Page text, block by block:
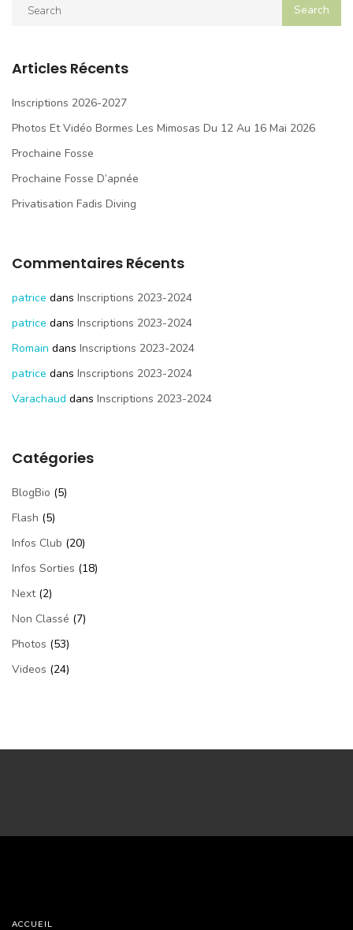
Articles Récents
Inscriptions 2026-2027
Photos Et Vidéo Bormes Les Mimosas Du 12 Au 16 Mai 2026
Prochaine Fosse
Prochaine Fosse D’apnée
Privatisation Fadis Diving
Commentaires Récents
patrice dans Inscriptions 2023-2024
patrice dans Inscriptions 2023-2024
Romain dans Inscriptions 2023-2024
patrice dans Inscriptions 2023-2024
Varachaud dans Inscriptions 2023-2024
Catégories
BlogBio (5)
Flash (5)
Infos Club (20)
Infos Sorties (18)
Next(2)
Non Classé (7)
Photos (53)
Videos (24)
ACCUEIL